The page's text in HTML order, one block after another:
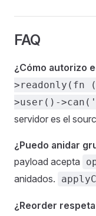
FAQ
¿Cómo autorizo
>readonly(fn
>user()-
servidor es el
¿Puedo anidar
payload acepta
anidados.
¿Reorder